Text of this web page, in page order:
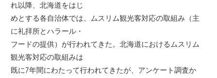
れ以降、北海道をはじ
めとする各自治体では、ムスリム観光客対応の取組み（主
に礼拝所とハラール・
フードの提供）が行われてきた。北海道におけるムスリム
観光客対応の取組みは
既に7年間にわたって行われてきたが、アンケート調査か